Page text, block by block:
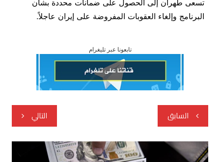
تسعى طهران إلى الحصول على ضمانات محددة بشان
البرنامج وإلغاء العقوبات المفروضة على إيران عاجلاً.
تابعونا عبر تليغرام
تصفّح
المقالات
السابق التالي